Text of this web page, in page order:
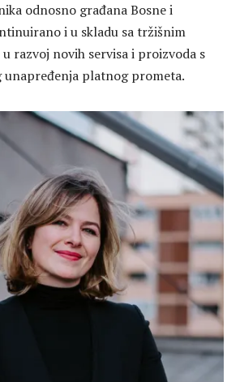
odnosno građana Bosne i
i u skladu sa tržišnim
razvoj novih servisa i proizvoda s
unapređenja platnog prometa.